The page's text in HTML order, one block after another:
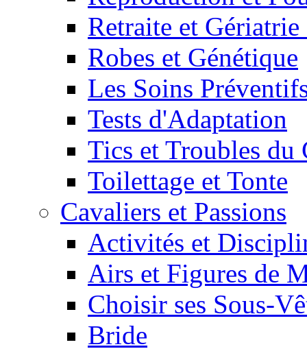
Retraite et
Robes et Génétique
Les Soins
Tests d'Adaptation
Tics et Troubles du
Toilettage et Tonte
Cavaliers et Passions
Activités et
Airs et Figures de
Choisir ses Sous-
Bride